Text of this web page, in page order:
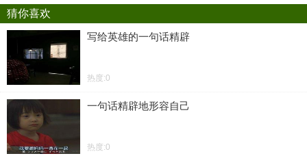
猜你喜欢
写给英雄的一句话精辟
热度:0
一句话精辟地形容自己
热度:0